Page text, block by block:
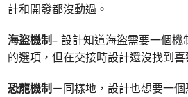
計和開發都沒動過。
海盜機制– 設計知道海盜需要一個
的選項，但在交接時設計還沒找到喜
恐龍機制 －同樣地，設計也想要一